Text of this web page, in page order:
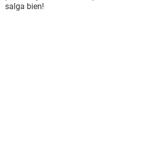
salga bien!